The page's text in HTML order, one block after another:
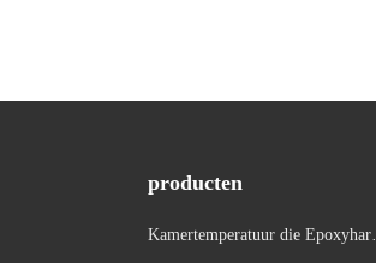
producten
Kamertemperatuur die Epoxyhars